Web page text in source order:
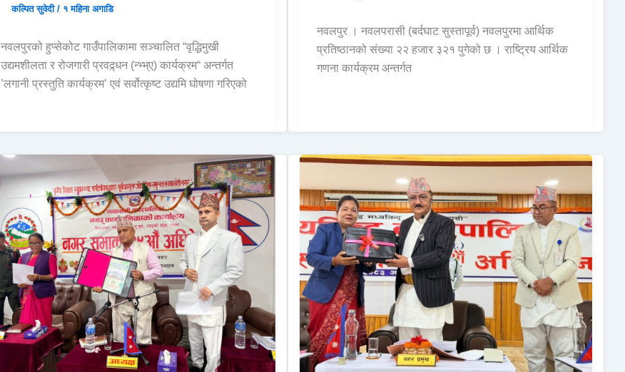
कल्पित सुवेदी / १ महिना अगाडि
नवलपुरको हुप्सेकोट गाउँपालिकामा सञ्चालित “वृद्धिमुखी
उद्यमशीलता र रोजगारी प्रवद्र्धन (न्भ्भ्ए) कार्यक्रम“ अन्तर्गत
’लगानी प्रस्तुति कार्यक्रम’ एवं सर्वोत्कृष्ट उद्यमि घोषणा गरिएको
नवलपुर । नवलपरासी (बर्दघाट सुस्तापूर्व) नवलपुरमा आर्थिक
प्रतिष्ठानको संख्या २२ हजार ३२१ पुगेको छ । राष्ट्रिय आर्थिक
गणना कार्यक्रम अन्तर्गत